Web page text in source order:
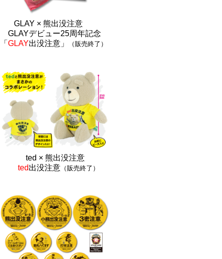
GLAY × 熊出没注意
GLAYデビュー25周年記念
「 GLAY出没注意」 （販売終了）
ted × 熊出没注意
ted出没注意 （販売終了）